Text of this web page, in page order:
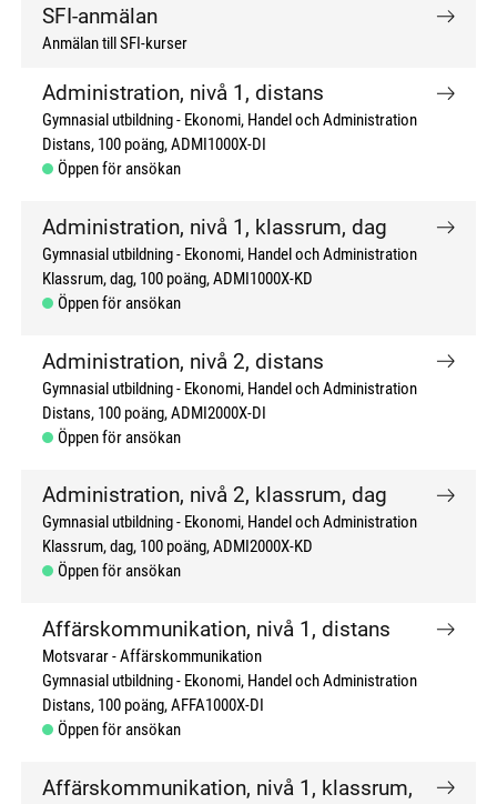
SFI-anmälan
Anmälan till SFI-kurser
Administration, nivå 1, distans
Gymnasial utbildning
Ekonomi, Handel och Administration
Distans 100 poäng ADMI1000X-DI
Öppen för ansökan
Administration, nivå 1, klassrum, dag
Gymnasial utbildning
Ekonomi, Handel och Administration
Klassrum, dag 100 poäng ADMI1000X-KD
Öppen för ansökan
Administration, nivå 2, distans
Gymnasial utbildning
Ekonomi, Handel och Administration
Distans 100 poäng ADMI2000X-DI
Öppen för ansökan
Administration, nivå 2, klassrum, dag
Gymnasial utbildning
Ekonomi, Handel och Administration
Klassrum, dag 100 poäng ADMI2000X-KD
Öppen för ansökan
Affärskommunikation, nivå 1, distans
Motsvarar - Affärskommunikation
Gymnasial utbildning
Ekonomi, Handel och Administration
Distans 100 poäng AFFA1000X-DI
Öppen för ansökan
Affärskommunikation, nivå 1, klassrum,